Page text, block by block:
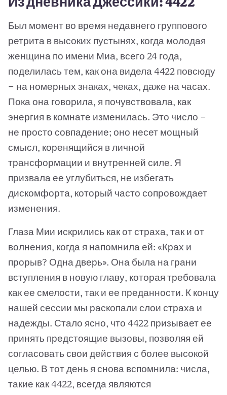
Был момент во время недавнего группового
ретрита в высоких пустынях, когда молодая
женщина по имени Миа, всего 24 года,
поделилась тем, как она видела 4422 повсюду
— на номерных знаках, чеках, даже на часах.
Пока она говорила, я почувствовала, как
энергия в комнате изменилась. Это число —
не просто совпадение; оно несет мощный
смысл, коренящийся в личной
трансформации и внутренней силе. Я
призвала ее углубиться, не избегать
дискомфорта, который часто сопровождает
изменения.
Глаза Мии искрились как от страха, так и от
волнения, когда я напомнила ей: «Крах и
прорыв? Одна дверь». Она была на грани
вступления в новую главу, которая требовала
как ее смелости, так и ее преданности. К концу
нашей сессии мы раскопали слои страха и
надежды. Стало ясно, что 4422 призывает ее
принять предстоящие вызовы, позволяя ей
согласовать свои действия с более высокой
целью. В тот день я снова вспомнила: числа,
такие как 4422, всегда являются